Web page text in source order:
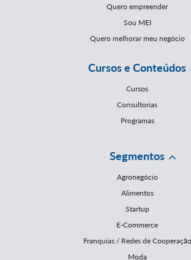
Quero empreender
Sou MEI
Quero melhorar meu negócio
Cursos e Conteúdos
Cursos
Consultorias
Programas
Segmentos
Agronegócio
Alimentos
Startup
E-Commerce
Franquias / Redes de Cooperação
Moda